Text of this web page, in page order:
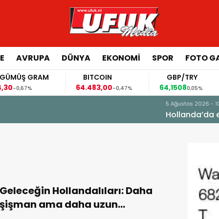
AVRUPA DÜNYA EKONOMI SPOR FOTO
GÜMÜŞ GRAM
-0,67%
BITCOIN
64.483,00-0,47%
GBP/TRY
64,15080,05%
aile sayısı yarım milyonu aştı
Geleceğin Hollandalıları: Daha
şişman ama daha uzun